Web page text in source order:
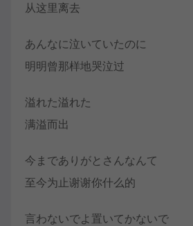
从这里离去
あんなに泣いていたのに
明明曾那样地哭泣过
溢れた溢れた
满溢而出
今までありがとさんなんて
至今为止谢谢你什么的
言わないでよ置いてかないで